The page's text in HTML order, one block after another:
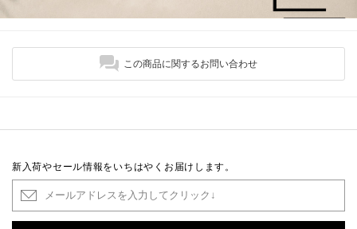
この商品に関するお問い合わせ
新入荷やセール情報をいちはやくお届けします。